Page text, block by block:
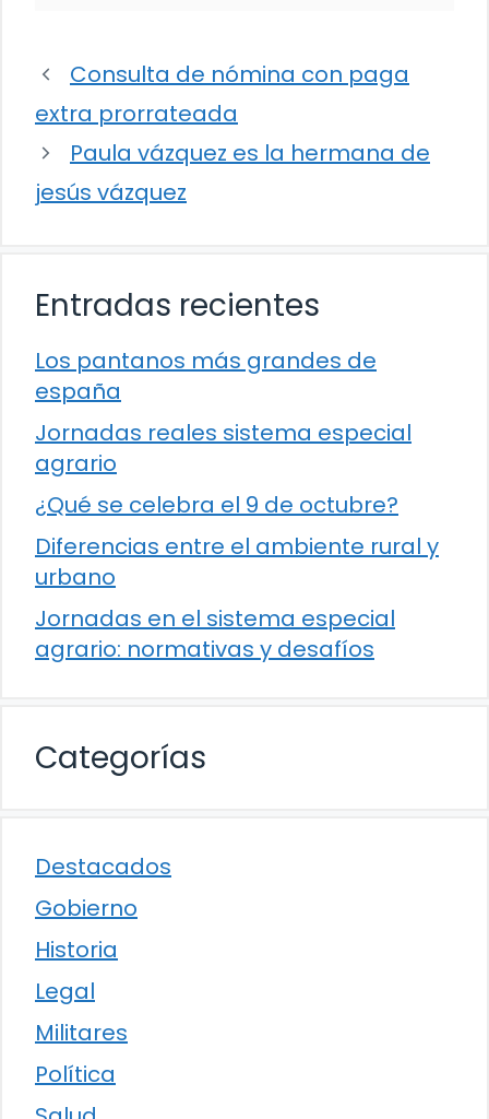
Consulta de nómina con paga
extra prorrateada
Paula vázquez es la hermana de
jesús vázquez
Entradas recientes
Los pantanos más grandes de
españa
Jornadas reales sistema especial
agrario
¿Qué se celebra el 9 de octubre?
Diferencias entre el ambiente rural y
urbano
Jornadas en el sistema especial
agrario: normativas y desafíos
Categorías
Destacados
Gobierno
Historia
Legal
Militares
Política